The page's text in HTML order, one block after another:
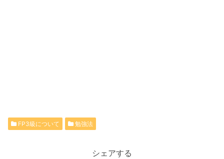
FP3級について 勉強法
シェアする